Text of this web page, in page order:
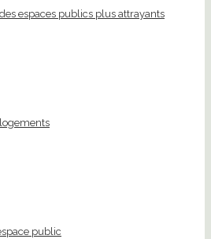
espaces publics plus attrayants
public